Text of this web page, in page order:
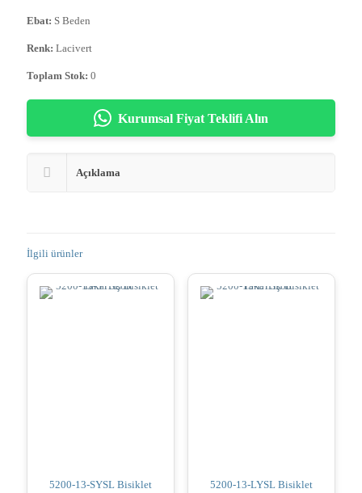
Ebat: S Beden
Renk: Lacivert
Toplam Stok: 0
Kurumsal Fiyat Teklifi Alın
Açıklama
İlgili ürünler
5200-13-SYSL Bisiklet
5200-13-LYSL Bisiklet